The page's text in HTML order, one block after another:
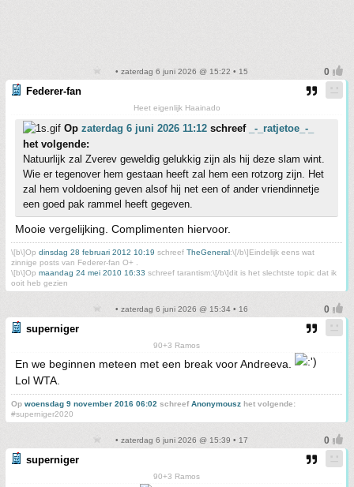
• zaterdag 6 juni 2026 @ 15:22 • 15
Federer-fan
Heet eigenlijk Haainado
Op zaterdag 6 juni 2026 11:12 schreef
_-_ratjetoe_-_
het volgende:
Natuurlijk zal Zverev geweldig gelukkig zijn als hij deze slam wint.
Wie er tegenover hem gestaan heeft zal hem een rotzorg zijn. Het
zal hem voldoening geven alsof hij net een of ander vriendinnetje
een goed pak rammel heeft gegeven.
Mooie vergelijking. Complimenten hiervoor.
\[b\]Op dinsdag 28 februari 2012 10:19 schreef TheGeneral:\[/b\]Eindelijk eens wat
zinnige posts van Federer-fan O+ .
\[b\]Op maandag 24 mei 2010 16:33 schreef tarantism:\[/b\]dit is het slechtste topic dat ik
ooit heb gezien
• zaterdag 6 juni 2026 @ 15:34 • 16
superniger
90+3 Ramos
En we beginnen meteen met een break voor Andreeva.
Lol WTA.
Op woensdag 9 november 2016 06:02 schreefAnonymousz het volgende:
#superniger2020
• zaterdag 6 juni 2026 @ 15:39 • 17
superniger
90+3 Ramos